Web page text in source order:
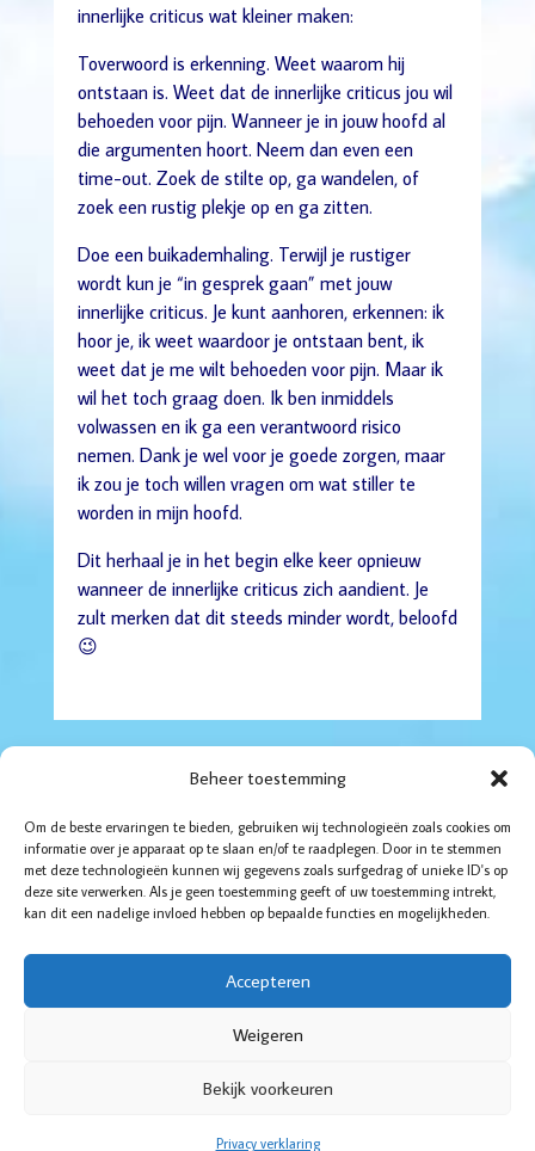
Beheer toestemming
Om de beste ervaringen te bieden, gebruiken wij technologieën zoals cookies om
informatie over je apparaat op te slaan en/of te raadplegen. Door in te stemmen
met deze technologieën kunnen wij gegevens zoals surfgedrag of unieke ID's op
deze site verwerken. Als je geen toestemming geeft of uw toestemming intrekt,
kan dit een nadelige invloed hebben op bepaalde functies en mogelijkheden.
Accepteren
Weigeren
Bekijk voorkeuren
Privacy verklaring
innerlijke criticus wat kleiner maken:
Toverwoord is erkenning. Weet waarom hij
ontstaan is. Weet dat de innerlijke criticus jou wil
behoeden voor pijn. Wanneer je in jouw hoofd al
die argumenten hoort. Neem dan even een
time-out. Zoek de stilte op, ga wandelen, of
zoek een rustig plekje op en ga zitten.
Doe een buikademhaling. Terwijl je rustiger
wordt kun je “in gesprek gaan” met jouw
innerlijke criticus. Je kunt aanhoren, erkennen: ik
hoor je, ik weet waardoor je ontstaan bent, ik
weet dat je me wilt behoeden voor pijn. Maar ik
wil het toch graag doen. Ik ben inmiddels
volwassen en ik ga een verantwoord risico
nemen. Dank je wel voor je goede zorgen, maar
ik zou je toch willen vragen om wat stiller te
worden in mijn hoofd.
Dit herhaal je in het begin elke keer opnieuw
wanneer de innerlijke criticus zich aandient. Je
zult merken dat dit steeds minder wordt, beloofd
😉
Boddaertstraat 32
2522HG Den Haag
© De Balanscoach voor Vrouwen